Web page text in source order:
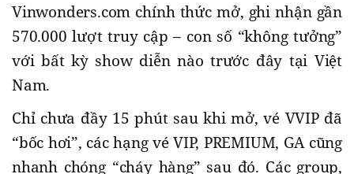
Vinwonders.com chính thức mở, ghi nhận gần
570.000 lượt truy cập – con số “không tưởng”
với bất kỳ show diễn nào trước đây tại Việt
Nam.
Chỉ chưa đầy 15 phút sau khi mở, vé VVIP đã
“bốc hơi”, các hạng vé VIP, PREMIUM, GA cũng
nhanh chóng “cháy hàng” sau đó. Các group,